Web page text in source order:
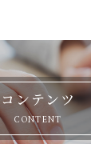
コンテンツ
CONTENT